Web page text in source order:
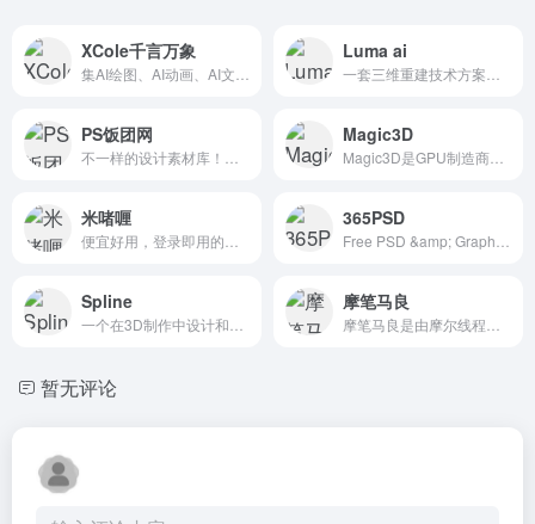
XCole千言万象 Luma ai
PS饭团网 Magic3D
米啫喱 365PSD
Spline 摩笔马良
暂无评论